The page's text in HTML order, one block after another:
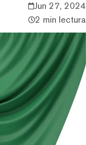
Jun 27, 2024
2 min lectura